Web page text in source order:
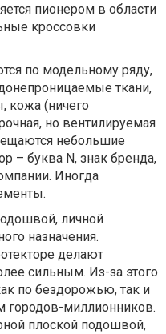
пионером в области
кроссовки
по модельному ряду,
ткани,
кожа (ничего
но вентилируемая
небольшие
– буква N, знак бренда,
Иногда
личной
назначения.
делают
сильным. Из-за этого
по бездорожью, так и
городов-миллионников.
плоской подошвой,